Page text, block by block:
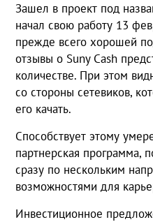
Зашел в проект под
начал свою работу 13
прежде всего хорошей
отзывы о Suny Cash
количестве. При этом
со стороны сетевиков,
его качать.
Способствует этому
партнерская программа,
сразу по нескольким
возможностями для
Инвестиционное